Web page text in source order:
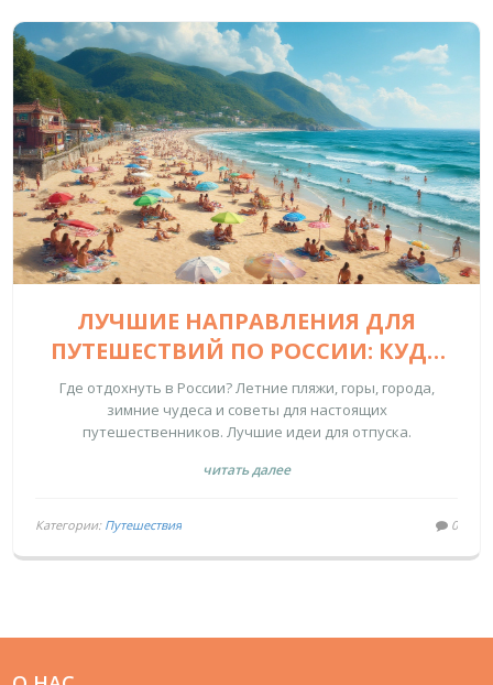
ЛУЧШИЕ НАПРАВЛЕНИЯ ДЛЯ
ПУТЕШЕСТВИЙ ПО РОССИИ: КУДА
ПОЕХАТЬ ЛЕТОМ И ЗИМОЙ
Где отдохнуть в России? Летние пляжи, горы, города,
зимние чудеса и советы для настоящих
путешественников. Лучшие идеи для отпуска.
читать далее
Категории: Путешествия 0